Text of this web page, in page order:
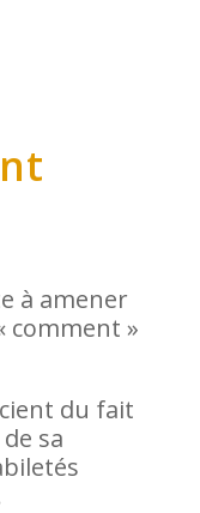
à amener
comment »
du fait
sa